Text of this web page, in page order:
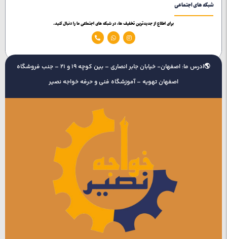
شبکه های اجتماعی
برای اطلاع از جدیدترین تخفیف ها، در شبکه های اجتماعی ما را دنبال کنید.
🌎ادرس ما: اصفهان- خیابان جابر انصاری – بین کوچه 19 و 21 – جنب فروشگاه
اصفهان تهویه – آموزشگاه فنی و حرفه خواجه نصیر